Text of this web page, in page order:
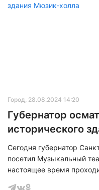
включают в себя полную
Город, 28.08.2024 14:20
Губернатор
исторического
Сегодня губернатор
посетил Музыкальный
настоящее время